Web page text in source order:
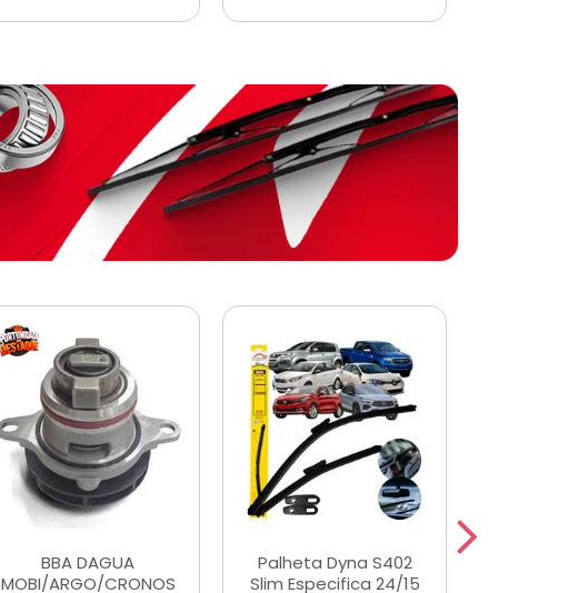
BBA DAGUA
MOBI/ARGO/CRONOS
Palheta Dyna S402
Slim Especifica 24/15